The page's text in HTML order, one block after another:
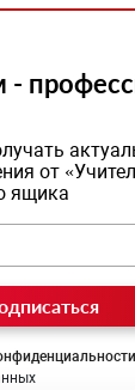
-
от
ящика